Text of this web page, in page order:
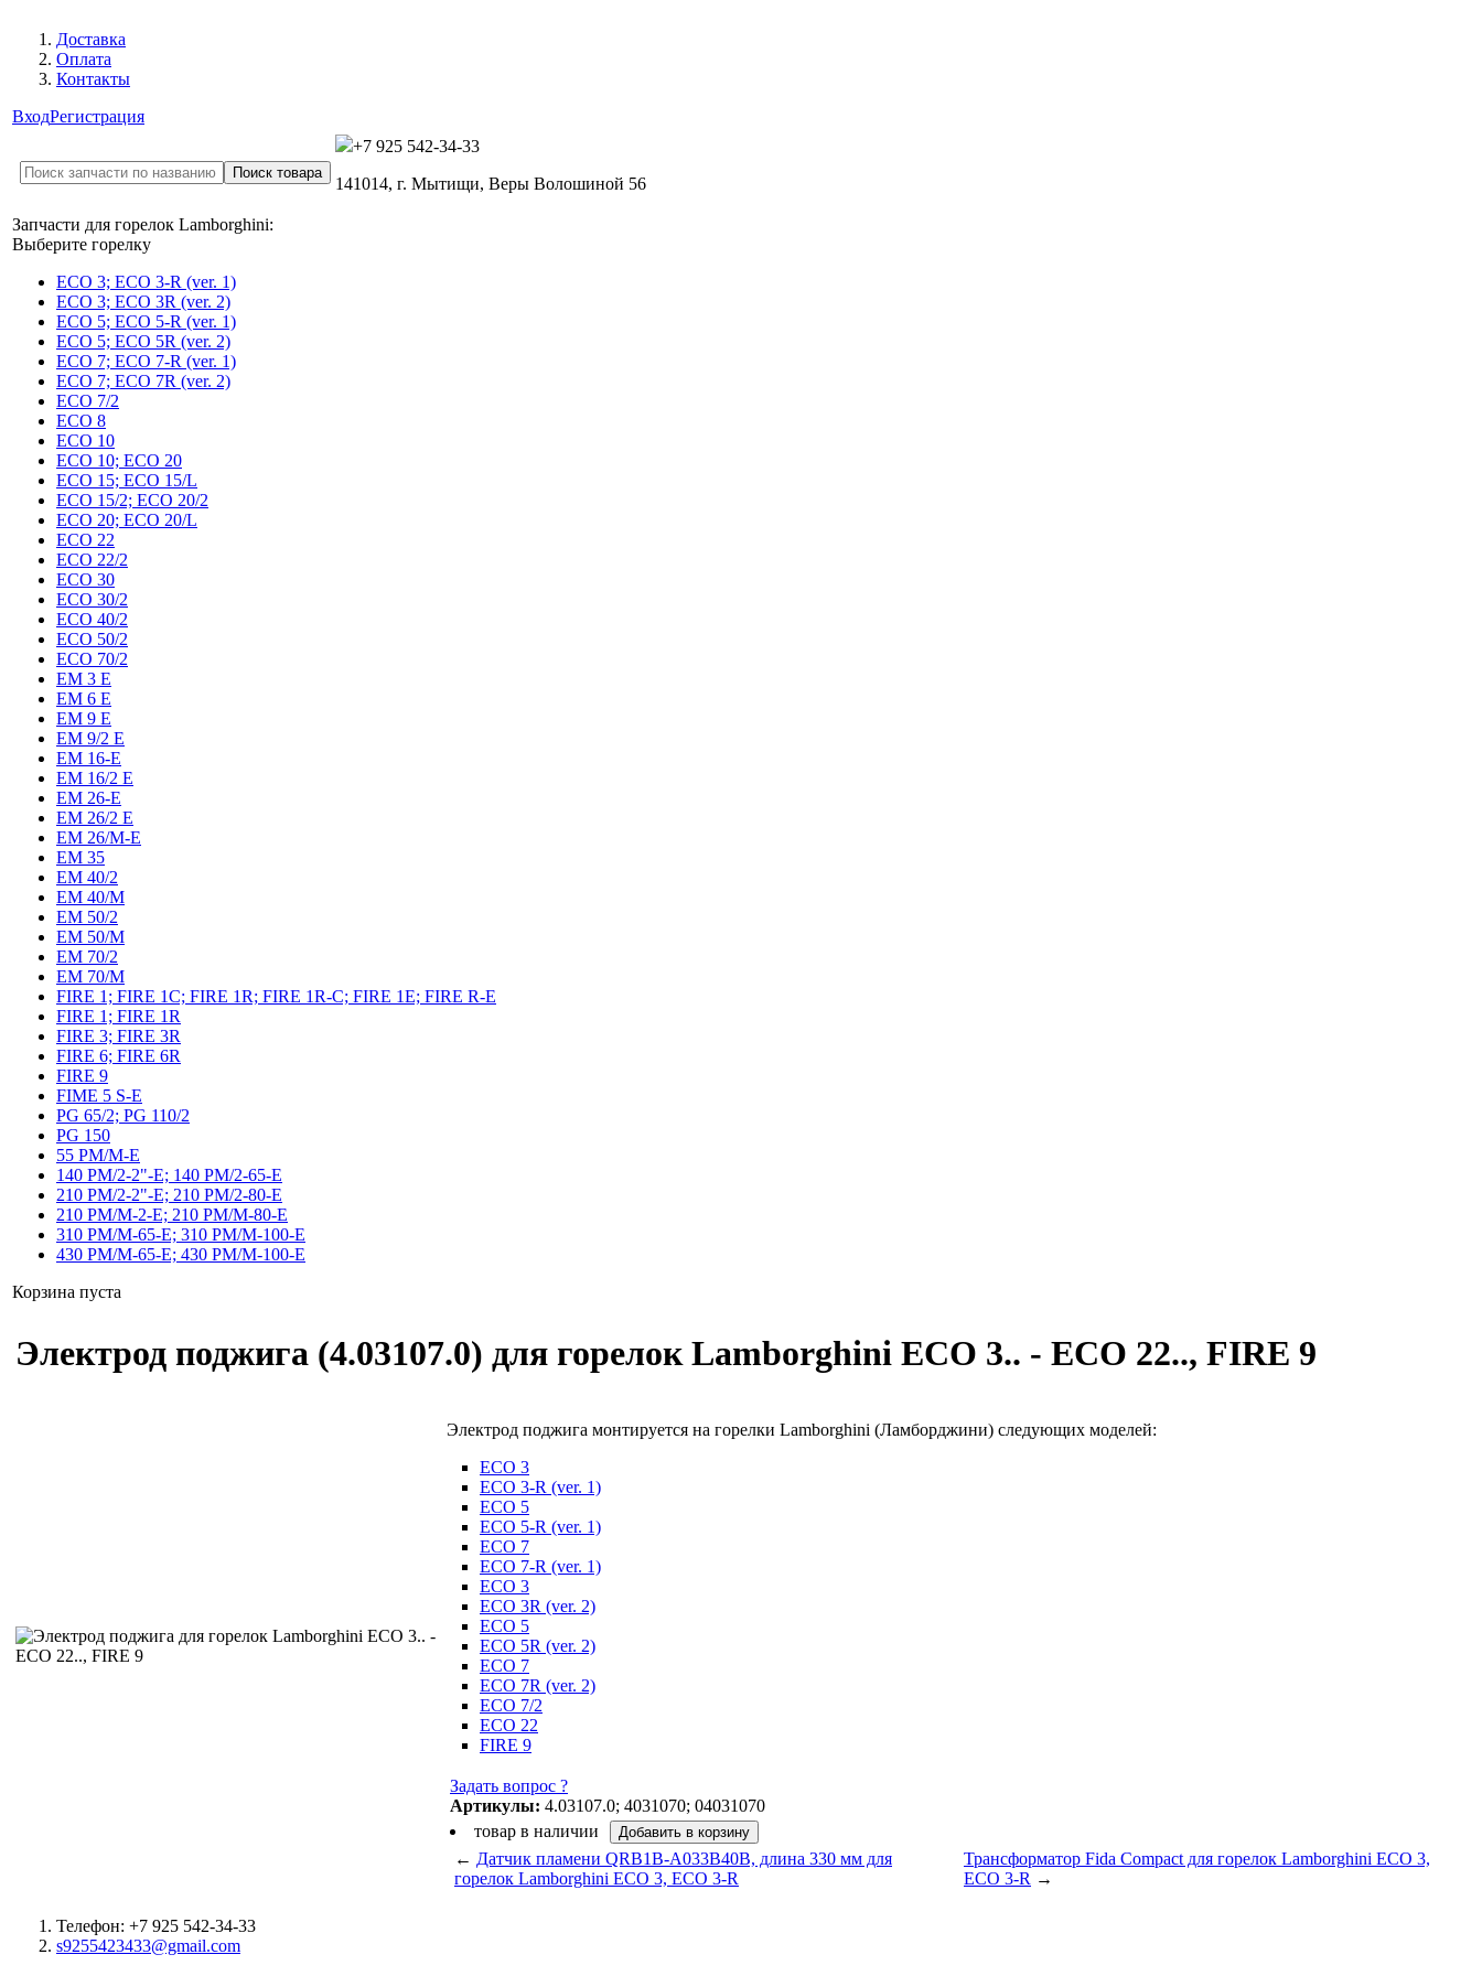
Доставка
Оплата
Контакты
ВходРегистрация
+7 925 542-34-33
141014, г. Мытищи, Веры Волошиной 56
Запчасти для горелок Lamborghini:
Выберите горелку
ECO 3; ECO 3-R (ver. 1)
ECO 3; ECO 3R (ver. 2)
ECO 5; ECO 5-R (ver. 1)
ECO 5; ECO 5R (ver. 2)
ECO 7; ECO 7-R (ver. 1)
ECO 7; ECO 7R (ver. 2)
ECO 7/2
ECO 8
ECO 10
ECO 10; ECO 20
ECO 15; ECO 15/L
ECO 15/2; ECO 20/2
ECO 20; ECO 20/L
ECO 22
ECO 22/2
ECO 30
ECO 30/2
ECO 40/2
ECO 50/2
ECO 70/2
EM 3 E
EM 6 E
EM 9 E
EM 9/2 E
EM 16-E
EM 16/2 E
EM 26-E
EM 26/2 E
EM 26/M-E
EM 35
EM 40/2
EM 40/M
EM 50/2
EM 50/M
EM 70/2
EM 70/M
FIRE 1; FIRE 1C; FIRE 1R; FIRE 1R-C; FIRE 1E; FIRE R-E
FIRE 1; FIRE 1R
FIRE 3; FIRE 3R
FIRE 6; FIRE 6R
FIRE 9
FIME 5 S-E
PG 65/2; PG 110/2
PG 150
55 PM/M-E
140 PM/2-2"-E; 140 PM/2-65-E
210 PM/2-2"-E; 210 PM/2-80-E
210 PM/M-2-E; 210 PM/M-80-E
310 PM/M-65-E; 310 PM/M-100-E
430 PM/M-65-E; 430 PM/M-100-E
Корзина пуста
Электрод поджига (4.03107.0) для горелок Lamborghini ECO 3.. - ECO 22.., FIRE 9
Электрод поджига монтируется на горелки Lamborghini (Ламборджини) следующих моделей:
ECO 3
ECO 3-R (ver. 1)
ECO 5
ECO 5-R (ver. 1)
ECO 7
ECO 7-R (ver. 1)
ECO 3
ECO 3R (ver. 2)
ECO 5
ECO 5R (ver. 2)
ECO 7
ECO 7R (ver. 2)
ECO 7/2
ECO 22
FIRE 9
Задать вопрос ?
Артикулы: 4.03107.0; 4031070; 04031070
товар в наличии
← Датчик пламени QRB1B-A033B40B, длина 330 мм для
горелок Lamborghini ECO 3, ECO 3-R
Трансформатор Fida Compact для горелок Lamborghini ECO 3,
ECO 3-R →
Телефон: +7 925 542-34-33
s9255423433@gmail.com